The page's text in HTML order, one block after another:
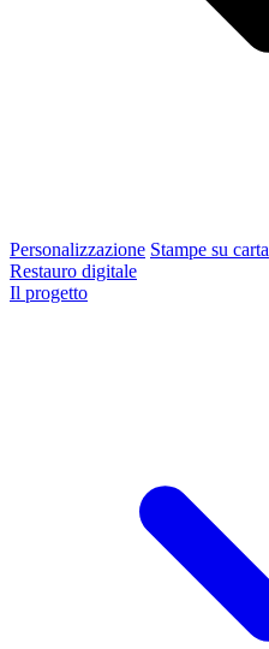
Personalizzazione Stampe su carta
Restauro digitale
Il progetto